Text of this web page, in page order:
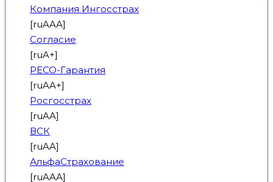
Компания Ингосстрах
[ruAAA]
Согласие
[ruA+]
РЕСО-Гарантия
[ruAA+]
Росгосстрах
[ruAA]
ВСК
[ruAA]
АльфаСтрахование
[ruAAA]